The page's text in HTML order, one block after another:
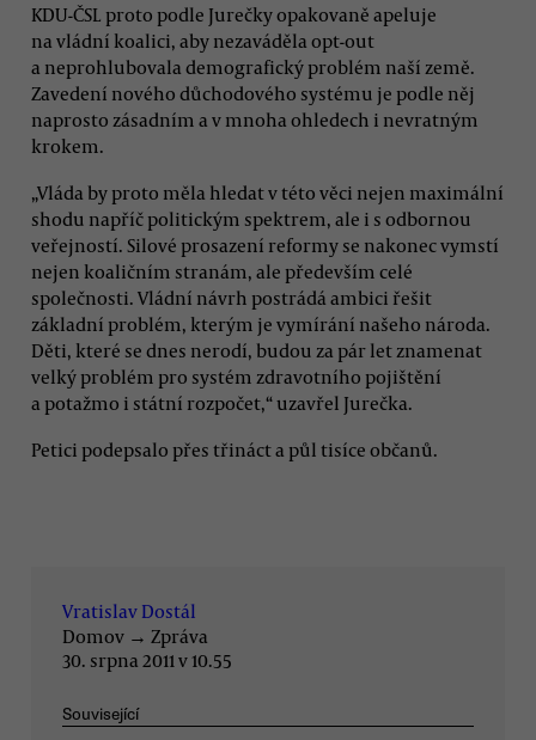
KDU-ČSL proto podle Jurečky opakovaně apeluje
na vládní koalici, aby nezaváděla opt-out
a neprohlubovala demografický problém naší země.
Zavedení nového důchodového systému je podle něj
naprosto zásadním a v mnoha ohledech i nevratným
krokem.
„Vláda by proto měla hledat v této věci nejen maximální
shodu napříč politickým spektrem, ale i s odbornou
veřejností. Silové prosazení reformy se nakonec vymstí
nejen koaličním stranám, ale především celé
společnosti. Vládní návrh postrádá ambici řešit
základní problém, kterým je vymírání našeho národa.
Děti, které se dnes nerodí, budou za pár let znamenat
velký problém pro systém zdravotního pojištění
a potažmo i státní rozpočet,“ uzavřel Jurečka.
Petici podepsalo přes třináct a půl tisíce občanů.
Vratislav Dostál
Domov → Zpráva
30. srpna 2011 v 10.55
Související